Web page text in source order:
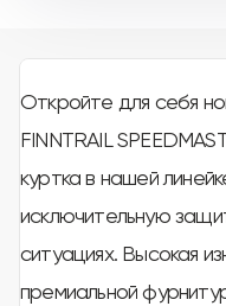
Откройте для себя
FINNTRAIL
куртка в нашей
исключительную
ситуациях. Высокая
премиальной